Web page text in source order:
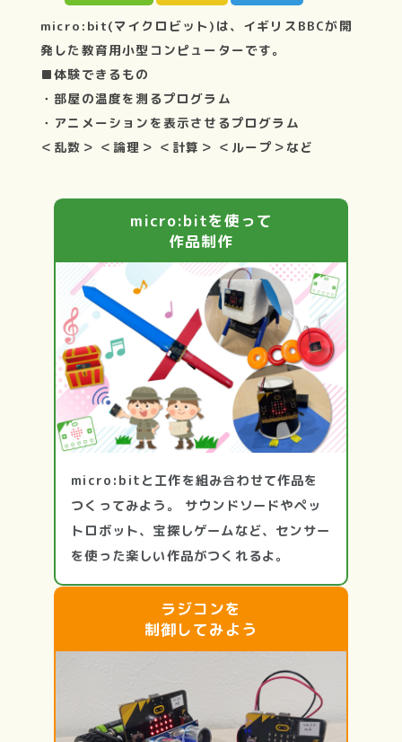
micro:bit(マイクロビット)は、イギリスBBCが開
発した教育用小型コンピューターです。
■体験できるもの
・部屋の温度を測るプログラム
・アニメーションを表示させるプログラム
＜乱数＞ ＜論理＞ ＜計算＞ ＜ループ＞など
micro:bitを使って
作品制作
micro:bitと工作を組み合わせて作品を
つくってみよう。 サウンドソードやペッ
トロボット、宝探しゲームなど、センサー
を使った楽しい作品がつくれるよ。
ラジコンを
制御してみよう